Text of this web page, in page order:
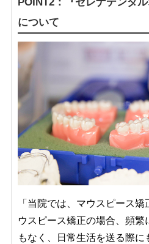
について
「当院では、マウスピース
ウスピース矯正の場合、頻
もなく、日常生活を送る際